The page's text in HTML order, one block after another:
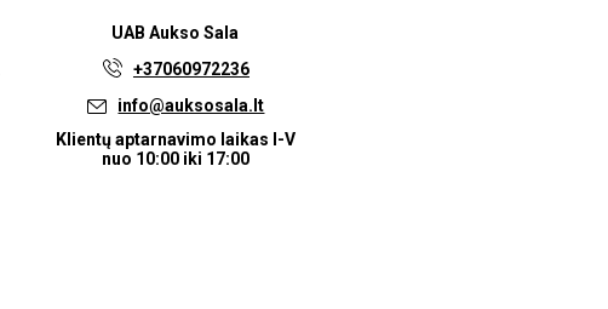
UABAukso Sala
+37060972236
info@auksosala.lt
Klientų aptarnavimo laikas I-V
nuo 10:00 iki 17:00